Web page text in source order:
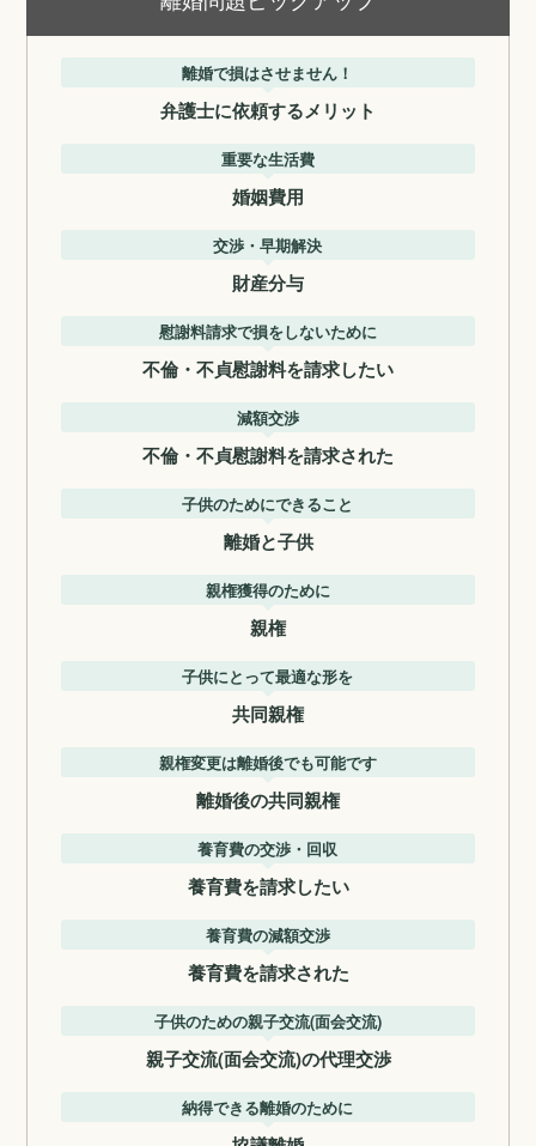
離婚で損はさせません！
弁護士に依頼するメリット
重要な生活費
婚姻費用
交渉・早期解決
財産分与
慰謝料請求で損をしないために
不倫・不貞慰謝料を請求したい
減額交渉
不倫・不貞慰謝料を請求された
子供のためにできること
離婚と子供
親権獲得のために
親権
子供にとって最適な形を
共同親権
親権変更は離婚後でも可能です
離婚後の共同親権
養育費の交渉・回収
養育費を請求したい
養育費の減額交渉
養育費を請求された
子供のための親子交流(面会交流)
親子交流(面会交流)の代理交渉
納得できる離婚のために